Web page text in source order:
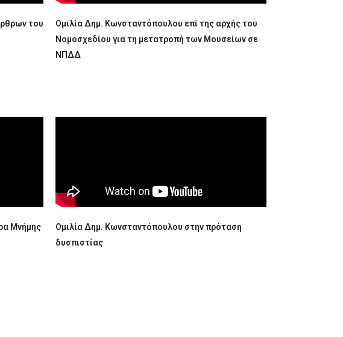
του
Ομιλία Δημ. Κωνσταντόπουλου επί της αρχής του
Νομοσχεδίου για τη μετατροπή των Μουσείων σε
ΝΠΔΔ
Μνήμης
Ομιλία Δημ. Κωνσταντόπουλου στην πρόταση
δυσπιστίας